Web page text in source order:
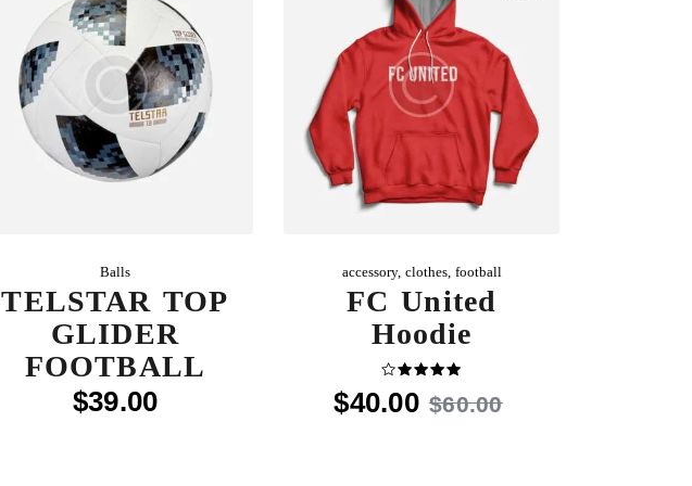
accessory,clothes,football
FC United
Hoodie
التقييم
4.00$60.00
$40.00
Balls
TELSTAR TOP
GLIDER
FOOTBALL
$39.00